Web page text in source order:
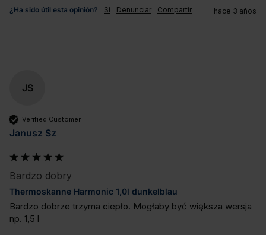
¿Ha sido útil esta opinión? Sí Denunciar Compartir hace 3 años
JS
Verified Customer
Janusz Sz
Bardzo dobry
Thermoskanne Harmonic 1,0l dunkelblau
Bardzo dobrze trzyma ciepło. Mogłaby być większa wersja
np. 1,5 l